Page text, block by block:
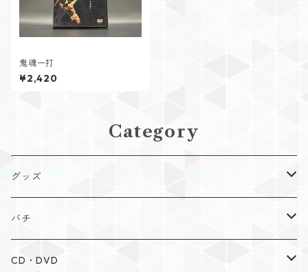
鬼魂一打
¥2,420
Category
グッズ
Tシャツ
手拭い
バチ
布団たたき
CD・DVD